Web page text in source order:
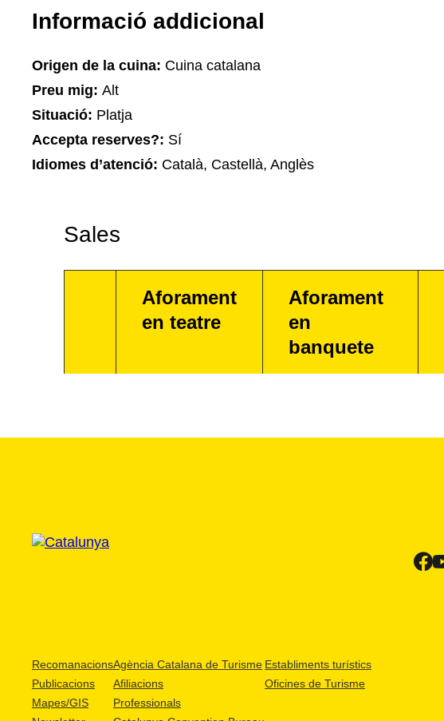
Informació addicional
Origen de la cuina: Cuina catalana
Preu mig: Alt
Situació: Platja
Accepta reserves?: Sí
Idiomes d’atenció: Català, Castellà, Anglès
Sales
Aforament
en teatre
Aforament
en
banquete
Recomanacions
Publicacions
Mapes/GIS
Agència Catalana de Turisme
Afiliacions
Professionals
Establiments turístics
Oficines de Turisme